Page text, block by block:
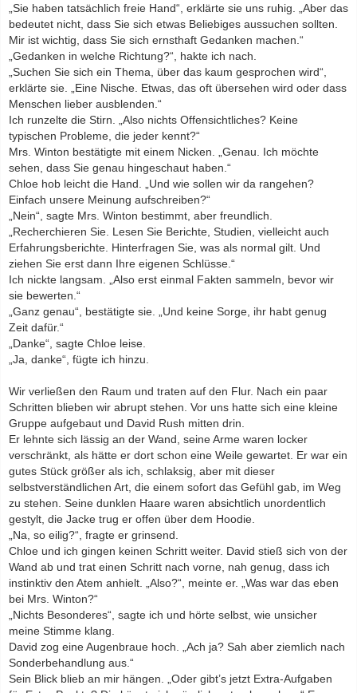
„Sie haben tatsächlich freie Hand“, erklärte sie uns ruhig. „Aber das
bedeutet nicht, dass Sie sich etwas Beliebiges aussuchen sollten.
Mir ist wichtig, dass Sie sich ernsthaft Gedanken machen.“
„Gedanken in welche Richtung?“, hakte ich nach.
„Suchen Sie sich ein Thema, über das kaum gesprochen wird“,
erklärte sie. „Eine Nische. Etwas, das oft übersehen wird oder dass
Menschen lieber ausblenden.“
Ich runzelte die Stirn. „Also nichts Offensichtliches? Keine
typischen Probleme, die jeder kennt?“
Mrs. Winton bestätigte mit einem Nicken. „Genau. Ich möchte
sehen, dass Sie genau hingeschaut haben.“
Chloe hob leicht die Hand. „Und wie sollen wir da rangehen?
Einfach unsere Meinung aufschreiben?“
„Nein“, sagte Mrs. Winton bestimmt, aber freundlich.
„Recherchieren Sie. Lesen Sie Berichte, Studien, vielleicht auch
Erfahrungsberichte. Hinterfragen Sie, was als normal gilt. Und
ziehen Sie erst dann Ihre eigenen Schlüsse.“
Ich nickte langsam. „Also erst einmal Fakten sammeln, bevor wir
sie bewerten.“
„Ganz genau“, bestätigte sie. „Und keine Sorge, ihr habt genug
Zeit dafür.“
„Danke“, sagte Chloe leise.
„Ja, danke“, fügte ich hinzu.
Wir verließen den Raum und traten auf den Flur. Nach ein paar
Schritten blieben wir abrupt stehen. Vor uns hatte sich eine kleine
Gruppe aufgebaut und David Rush mitten drin.
Er lehnte sich lässig an der Wand, seine Arme waren locker
verschränkt, als hätte er dort schon eine Weile gewartet. Er war ein
gutes Stück größer als ich, schlaksig, aber mit dieser
selbstverständlichen Art, die einem sofort das Gefühl gab, im Weg
zu stehen. Seine dunklen Haare waren absichtlich unordentlich
gestylt, die Jacke trug er offen über dem Hoodie.
„Na, so eilig?“, fragte er grinsend.
Chloe und ich gingen keinen Schritt weiter. David stieß sich von der
Wand ab und trat einen Schritt nach vorne, nah genug, dass ich
instinktiv den Atem anhielt. „Also?“, meinte er. „Was war das eben
bei Mrs. Winton?“
„Nichts Besonderes“, sagte ich und hörte selbst, wie unsicher
meine Stimme klang.
David zog eine Augenbraue hoch. „Ach ja? Sah aber ziemlich nach
Sonderbehandlung aus.“
Sein Blick blieb an mir hängen. „Oder gibt’s jetzt Extra-Aufgaben